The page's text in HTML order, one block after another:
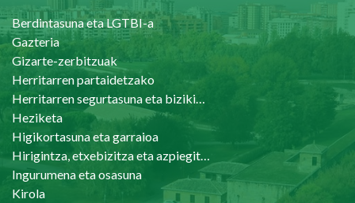
Berdintasuna eta LGTBI-a
Gazteria
Gizarte-zerbitzuak
Herritarren partaidetzako
Heziketa
Higikortasuna eta garraioa
Ingurumena eta osasuna
Kirola